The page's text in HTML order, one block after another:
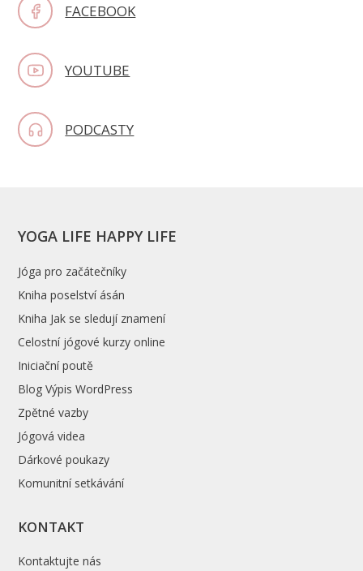
FACEBOOK
YOUTUBE
PODCASTY
YOGA LIFE HAPPY LIFE
Jóga pro začátečníky
Kniha poselství ásán
Kniha Jak se sledují znamení
Celostní jógové kurzy online
Iniciační poutě
Blog Výpis WordPress
Zpětné vazby
Jógová videa
Dárkové poukazy
Komunitní setkávání
KONTAKT
Kontaktujte nás